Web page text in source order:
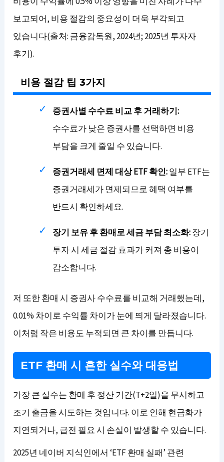
보고되어, 비용 절감의 중요성이 더욱 부각되고
있습니다(출처: 금융감독원, 2024년; 2025년 투자자
후기).
비용 절감 팁 3가지
증권사별 수수료 비교 후 거래하기:
수수료가 낮은 증권사를 선택하면 비용
부담을 크게 줄일 수 있습니다.
증권거래세 면제 대상 ETF 확인:일부 ETF는
증권거래세가 면제되므로 혜택 여부를
반드시 확인하세요.
장기 보유 후 환매로 세금 부담 최소화:장기
투자 시 세금 절감 효과가 커져 총 비용이
감소합니다.
저 또한 환매 시 증권사 수수료를 비교해 거래했는데,
0.01% 차이로 수익률 차이가 눈에 띄게 달라졌습니다.
이처럼 작은 비용도 누적되면 큰 차이를 만듭니다.
ETF 환매 시 흔한 실수와 대응법
가장 큰 실수는 환매 후 정산 기간(T+2일)을 무시하고
조기 출금을 시도하는 것입니다. 이로 인해 현금화가
지연되거나, 급전 필요 시 손실이 발생할 수 있습니다.
2025년 네이버 지식인에서 ‘ETF 환매 실패’ 관련